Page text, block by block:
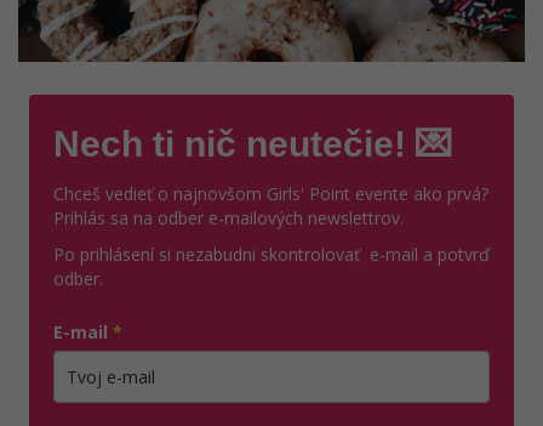
Nech ti nič neutečie! 💌
Chceš vedieť o najnovšom Girls' Point evente ako prvá?
Prihlás sa na odber e-mailových newslettrov.
Po prihlásení si nezabudni skontrolovať e-mail a potvrď
odber.
E-mail *